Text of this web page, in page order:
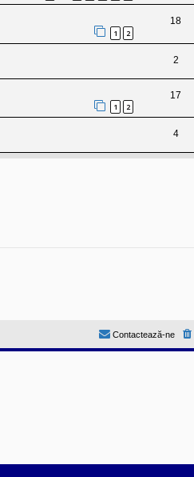
1 2
18
2
1 2
17
4
Contactează-ne